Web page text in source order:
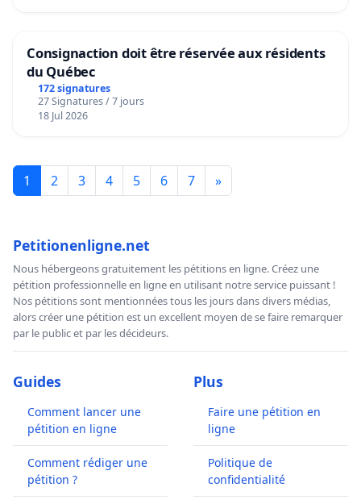
Consignaction doit être réservée aux résidents
du Québec
172 signatures
27 Signatures / 7 jours
18 Jul 2026
1 2 3 4 5 6 7 »
Petitionenligne.net
Nous hébergeons gratuitement les pétitions en ligne. Créez une
pétition professionnelle en ligne en utilisant notre service puissant !
Nos pétitions sont mentionnées tous les jours dans divers médias,
alors créer une pétition est un excellent moyen de se faire remarquer
par le public et par les décideurs.
Guides
Comment lancer une
pétition en ligne
Comment rédiger une
pétition ?
Plus
Faire une pétition en
ligne
Politique de
confidentialité